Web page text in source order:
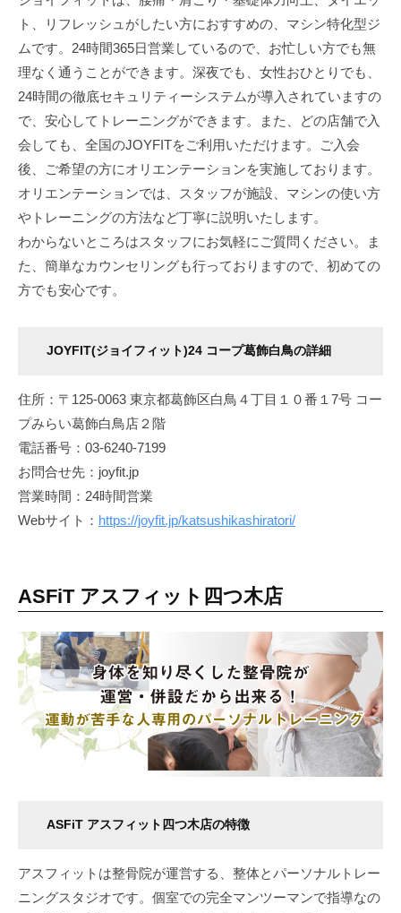
ト、リフレッシュがしたい方におすすめの、マシン特化型ジ
ムです。24時間365日営業しているので、お忙しい方でも無
理なく通うことができます。深夜でも、女性おひとりでも、
24時間の徹底セキュリティーシステムが導入されていますの
で、安心してトレーニングができます。また、どの店舗で入
会しても、全国のJOYFITをご利用いただけます。ご入会
後、ご希望の方にオリエンテーションを実施しております。
オリエンテーションでは、スタッフが施設、マシンの使い方
やトレーニングの方法など丁寧に説明いたします。
わからないところはスタッフにお気軽にご質問ください。ま
た、簡単なカウンセリングも行っておりますので、初めての
方でも安心です。
JOYFIT(ジョイフィット)24 コープ葛飾白鳥の詳細
住所：〒125-0063 東京都葛飾区白鳥４丁目１０番１7号 コー
プみらい葛飾白鳥店２階
電話番号：03-6240-7199
お問合せ先：joyfit.jp
営業時間：24時間営業
Webサイト： https://joyfit.jp/katsushikashiratori/
ASFiT アスフィット四つ木店
ASFiT アスフィット四つ木店の特徴
アスフィットは整骨院が運営する、整体とパーソナルトレー
ニングスタジオです。個室での完全マンツーマンで指導なの